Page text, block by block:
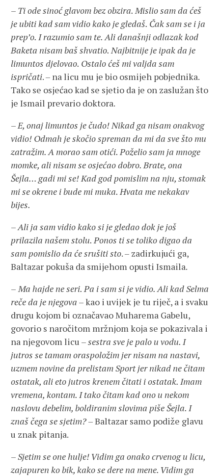
– Ti ode sinoć glavom bez obzira. Mislio sam da ćeš
je ubiti kad sam vidio kako je gledaš. Čak sam se i ja
prep’o. I razumio sam te. Ali današnji odlazak kod
Baketa nisam baš shvatio. Najbitnije je ipak da je
limuntos djelovao. Ostalo ćeš mi valjda sam
ispričati. – na licu mu je bio osmijeh pobjednika.
Tako se osjećao kad se sjetio da je on zaslužan što
je Ismail prevario doktora.
–E, onaj limuntos je čudo! Nikad ga nisam onakvog
vidio! Odmah je skočio spreman da mi da sve što mu
zatražim. A morao sam otići. Poželio sam ja mnoge
momke, ali nisam se osjećao dobro. Brate, ona
Šejla… gadi mi se! Kad god pomislim na nju, stomak
mi se okrene i bude mi muka. Hvata me nekakav
bijes.
–Ali ja sam vidio kako si je gledao dok je još
prilazila našem stolu. Ponos ti se toliko digao da
sam pomislio da će srušiti sto. – zadirkujući ga,
Baltazar pokuša da smijehom opusti Ismaila.
–Ma hajde ne seri. Pa i sam si je vidio. Ali kad Selma
reče da je njegova – kao i uvijek je tu riječ, a i svaku
drugu kojom bi označavao Muharema Gabelu,
govorio s naročitom mržnjom koja se pokazivala i
na njegovom licu –sestra sve je palo u vodu. I
jutros se tamam oraspoložim jer nisam na nastavi,
uzmem novine da prelistam Sport jer nikad ne čitam
ostatak, ali eto jutros krenem čitati i ostatak. Imam
vremena, kontam. I tako čitam kad ono u nekom
naslovu debelim, boldiranim slovima piše Šejla. I
znaš čega se sjetim?– Baltazar samo podiže glavu
u znak pitanja.
–Sjetim se one hulje! Vidim ga onako crvenog u licu,
zajapuren ko bik, kako se dere na mene. Vidim ga